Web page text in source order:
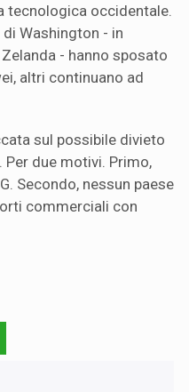
occidentale.
Washington - in
- hanno sposato
altri continuano ad
sul possibile divieto
due motivi. Primo,
Secondo, nessun paese
commerciali con